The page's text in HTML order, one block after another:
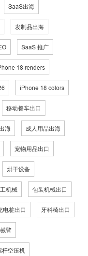
SaaS出海
发制品出海
SaaS 推广
18 renders
iPhone 18 colors
移动餐车出口
海 成人用品出海
宠物用品出口
烘干设备
机械 包装机械出口
电桩出口 牙科椅出口
臂
杆空压机